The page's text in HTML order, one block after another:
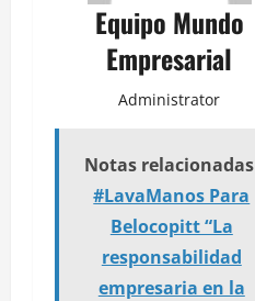
Equipo Mundo
Empresarial
Administrator
Notas relacionadas
#LavaManos Para
Belocopitt “La
responsabilidad
empresaria en la